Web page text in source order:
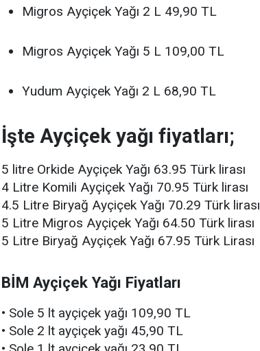
Migros Ayçiçek Yağı 2 L 49,90 TL
Migros Ayçiçek Yağı 5 L 109,00 TL
Yudum Ayçiçek Yağı 2 L 68,90 TL
İşte Ayçiçek yağı fiyatları;
5 litre Orkide Ayçiçek Yağı 63.95 Türk lirası
4 Litre Komili Ayçiçek Yağı 70.95 Türk lirası
4.5 Litre Biryağ Ayçiçek Yağı 70.29 Türk lirası
5 Litre Migros Ayçiçek Yağı 64.50 Türk lirası
5 Litre Biryağ Ayçiçek Yağı 67.95 Türk Lirası
BİM Ayçiçek Yağı Fiyatları
• Sole 5 lt ayçiçek yağı 109,90 TL
• Sole 2 lt ayçiçek yağı 45,90 TL